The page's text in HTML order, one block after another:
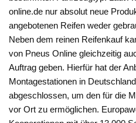
online.de nur absolut neue
angebotenen Reifen weder
Neben dem reinen Reifenkauf
von Pneus Online gleichzeitig
Auftrag geben. Hierfür hat der
Montagestationen in
abgeschlossen, um den für die
vor Ort zu ermöglichen.